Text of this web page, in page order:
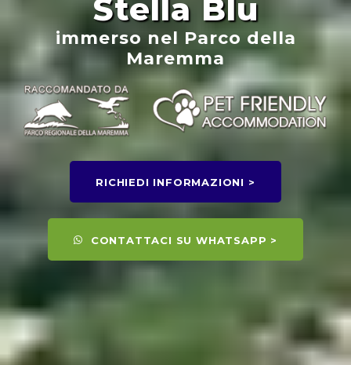
Stella Blu
immerso nel Parco della
Maremma
RICHIEDI INFORMAZIONI >
CONTATTACI SU WHATSAPP >